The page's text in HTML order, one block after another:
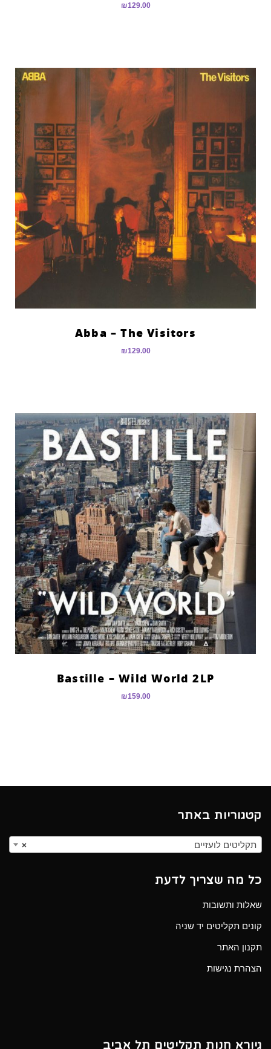
₪129.00
Abba – The Visitors
₪129.00
Bastille – Wild World 2LP
₪159.00
קטגוריות באתר
× תקליטים לועזיים
כל מה שצריך לדעת
שאלות ותשובות
קונים תקליטים יד שניה
תקנון האתר
הצהרת נגישות
גיורא חנות תקליטים תל אביב